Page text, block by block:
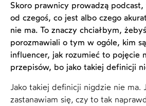
Skoro prawnicy prowadzą
od czegoś, co jest albo czego
nie ma. To znaczy chciałbym,
porozmawiali o tym w ogóle, kim
influencer, jak rozumieć to pojęcie
przepisów, bo jako takiej definicji
Jako takiej definicji nigdzie nie ma.
zastanawiam się, czy to tak